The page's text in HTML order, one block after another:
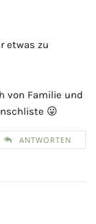
etwas zu
von Familie und
😛
ANTWORTEN